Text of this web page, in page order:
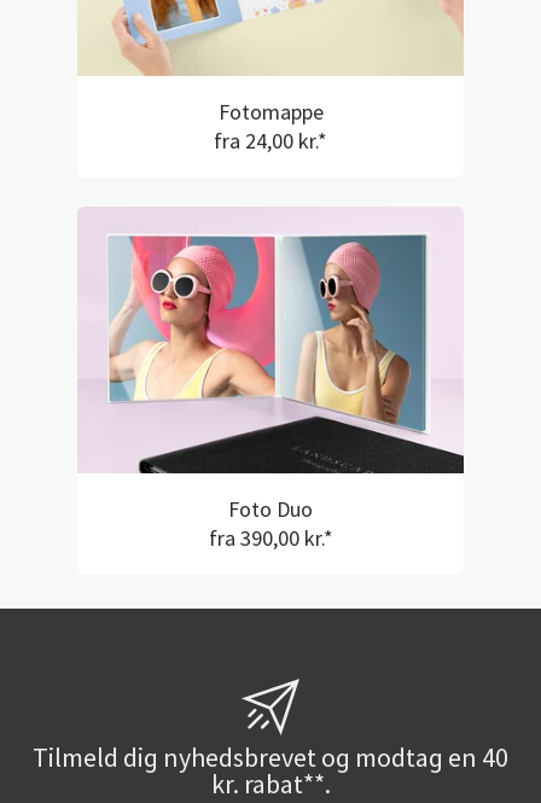
Fotomappe
fra 24,00 kr.*
Foto Duo
fra 390,00 kr.*
Tilmeld dig nyhedsbrevet og modtag en 40
kr. rabat**.